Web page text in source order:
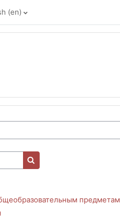
‎(en)‎
Search courses
предметам